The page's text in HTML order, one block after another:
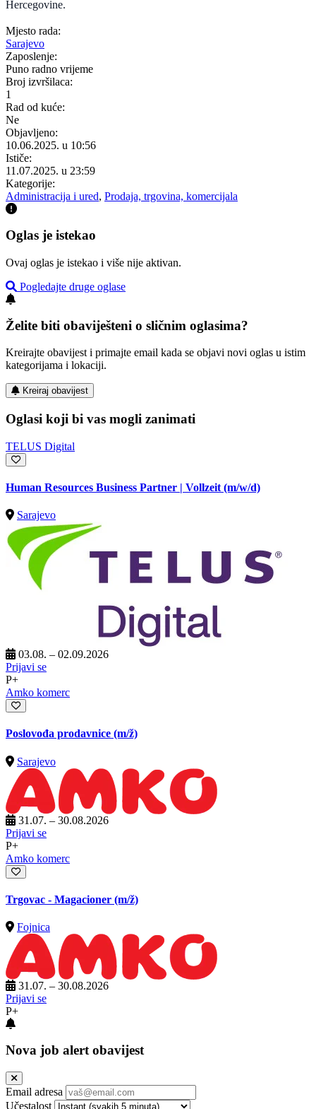
Hercegovine.
Mjesto rada:
Sarajevo
Zaposlenje:
Puno radno vrijeme
Broj izvršilaca:
1
Rad od kuće:
Ne
Objavljeno:
10.06.2025. u 10:56
Ističe:
11.07.2025. u 23:59
Kategorije:
Administracija i ured, Prodaja, trgovina, komercijala
Oglas je istekao
Ovaj oglas je istekao i više nije aktivan.
Pogledajte druge oglase
Želite biti obaviješteni o sličnim oglasima?
Kreirajte obavijest i primajte email kada se objavi novi oglas u istim
kategorijama i lokaciji.
Kreiraj obavijest
Oglasi koji bi vas mogli zanimati
TELUS Digital
Human Resources Business Partner | Vollzeit (m/w/d)
Sarajevo
03.08. – 02.09.2026
Prijavi se
P+
Amko komerc
Poslovođa prodavnice (m/ž)
Sarajevo
31.07. – 30.08.2026
Prijavi se
P+
Amko komerc
Trgovac - Magacioner (m/ž)
Fojnica
31.07. – 30.08.2026
Prijavi se
P+
Nova job alert obavijest
Email adresa
Učestalost